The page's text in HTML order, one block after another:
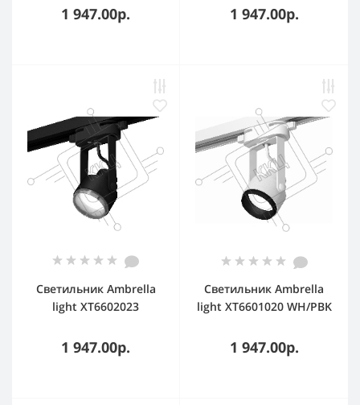
полированное MR16
GU10 (C6601, N6122)
1 947.00р.
полированное MR16
GU10 (C6601, N6124)
1 947.00р.
Светильник Ambrella
light XT6602023
полированный/золото
желтое полированное
1 947.00р.
Светильник Ambrella
light XT6601020 WH/PBK
полированный MR16
GU10 (C6601, N6121)
1 947.00р.